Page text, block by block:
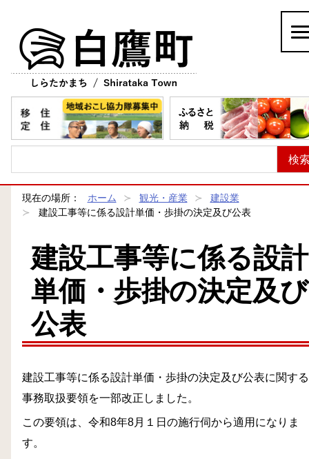
現在の場所： ホーム 観光・産業
建設業
建設工事等に係る設計単価・歩掛の決定及び公表
建設工事等に係る設計
単価・歩掛の決定及び
公表
建設工事等に係る設計単価・歩掛の決定及び公表に関する
事務取扱要領を一部改正しました。
この要領は、令和8年8月１日の施行伺から適用になりま
す。